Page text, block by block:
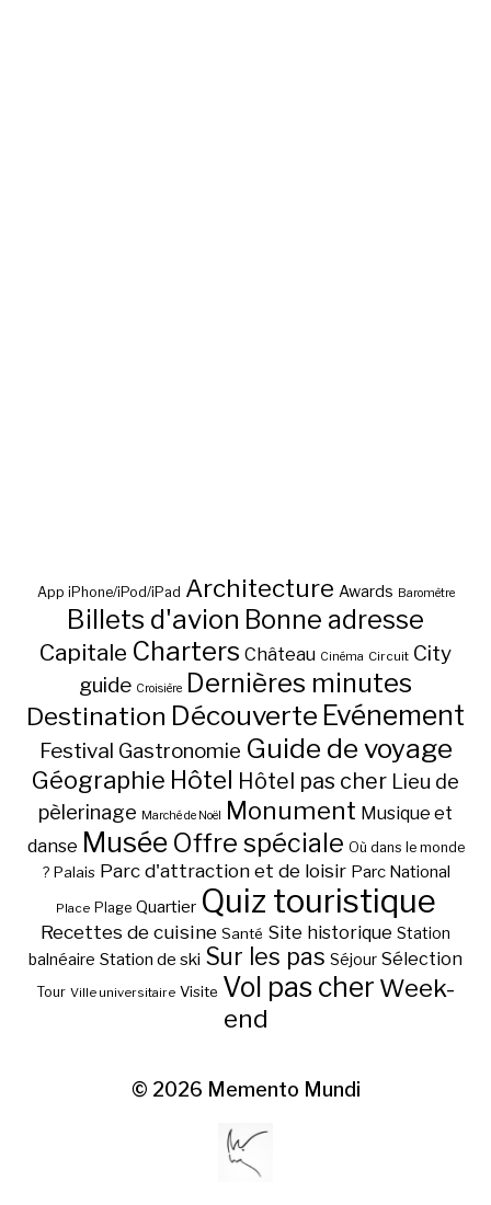
App iPhone/iPod/iPad Architecture Awards Baromètre
Billets d'avion Bonne adresse
Capitale Charters Château Cinéma Circuit City
guide Croisière Dernières minutes
Destination Découverte Evénement
Festival Gastronomie Guide de voyage
Géographie Hôtel Hôtel pas cher Lieu de
pèlerinage Marché de Noël Monument Musique et
danse Musée Offre spéciale Où dans le monde
? Palais Parc d'attraction et de loisir Parc National
Place Plage Quartier Quiz touristique
Recettes de cuisine Santé Site historique Station
balnéaire Station de ski Sur les pas Séjour Sélection
Tour Ville universitaire Visite Vol pas cher Week-
end
© 2026 Memento Mundi